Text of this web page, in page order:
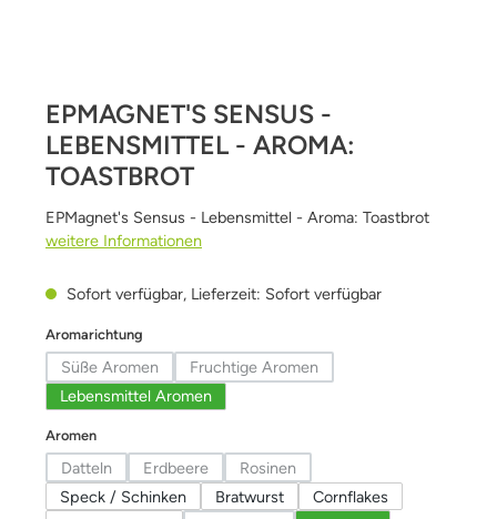
EPMAGNET'S SENSUS -
LEBENSMITTEL - AROMA:
TOASTBROT
EPMagnet's Sensus - Lebensmittel - Aroma: Toastbrot
weitere Informationen
Sofort verfügbar, Lieferzeit: Sofort verfügbar
Aromarichtung
Süße Aromen(Diese Option ist zurzeit nicht verfügbar.)
Fruchtige Aromen(Diese Option ist zurzeit nicht
Lebensmittel Aromen
Aromenauswählen
Datteln(Diese Option ist zurzeit nicht verfügbar.)
Erdbeere(Diese Option ist zurzeit nicht verfügbar.)
Rosinen(Diese Option ist zurzeit nicht
Speck / Schinken Bratwurst
Cornflakes